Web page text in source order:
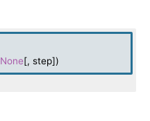
None[, step])